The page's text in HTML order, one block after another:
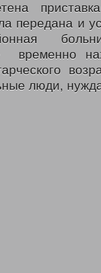
передана и
временно
люди,